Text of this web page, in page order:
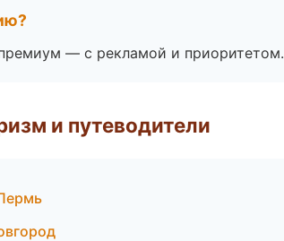
— с рекламой и приоритетом.
и путеводители